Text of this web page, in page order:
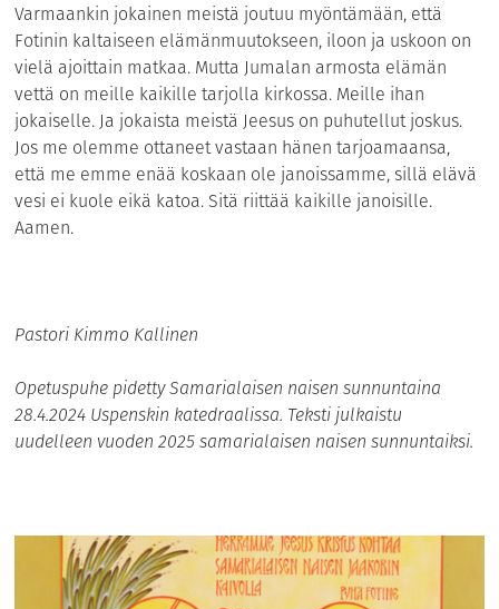
Varmaankin jokainen meistä joutuu myöntämään, että
Fotinin kaltaiseen elämänmuutokseen, iloon ja uskoon on
vielä ajoittain matkaa. Mutta Jumalan armosta elämän
vettä on meille kaikille tarjolla kirkossa. Meille ihan
jokaiselle. Ja jokaista meistä Jeesus on puhutellut joskus.
Jos me olemme ottaneet vastaan hänen tarjoamaansa,
että me emme enää koskaan ole janoissamme, sillä elävä
vesi ei kuole eikä katoa. Sitä riittää kaikille janoisille.
Aamen.
Pastori Kimmo Kallinen
Opetuspuhe pidetty Samarialaisen naisen sunnuntaina
28.4.2024 Uspenskin katedraalissa. Teksti julkaistu
uudelleen vuoden 2025 samarialaisen naisen sunnuntaiksi.